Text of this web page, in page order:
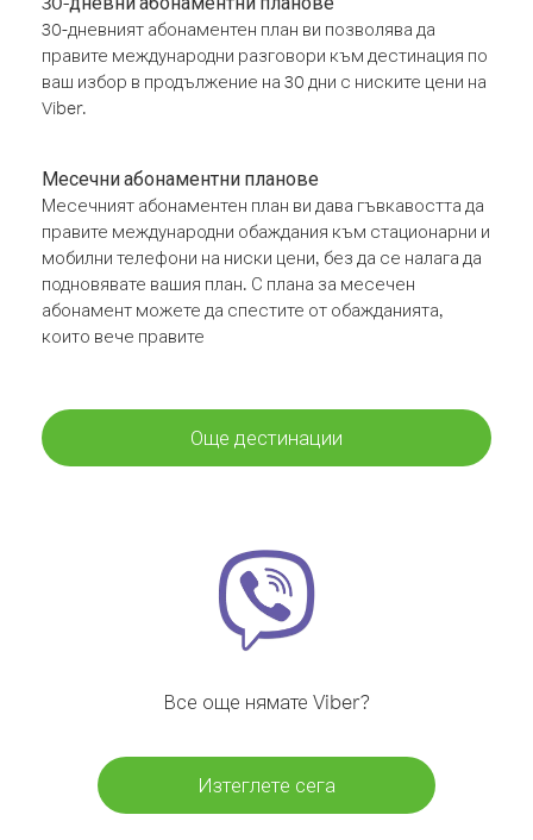
30-дневният абонаментен план ви позволява да
правите международни разговори към дестинация по
ваш избор в продължение на 30 дни с ниските цени на
Viber.
Месечни абонаментни планове
Месечният абонаментен план ви дава гъвкавостта да
правите международни обаждания към стационарни и
мобилни телефони на ниски цени, без да се налага да
подновявате вашия план. С плана за месечен
абонамент можете да спестите от обажданията,
които вече правите
Още дестинации
Все още нямате Viber?
Изтеглете сега